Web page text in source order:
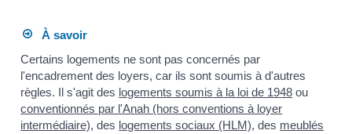
À savoir
Certains logements ne sont pas concernés par
l'encadrement des loyers, car ils sont soumis à d'autres
règles. Il s'agit des logements soumis à la loi de 1948 ou
conventionnés par l'Anah (hors conventions à loyer
intermédiaire), des logements sociaux (HLM), des meublés